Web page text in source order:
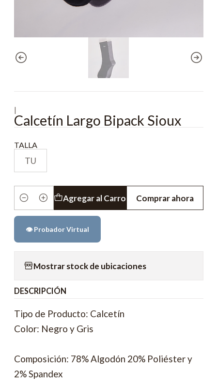
|
Calcetín Largo Bipack Sioux
TALLA
TU
Cantidad
Agregar al Carro Comprar ahora
👁️ Probador Virtual
Mostrar stock de ubicaciones
DESCRIPCIÓN
Tipo de Producto: Calcetín
Color: Negro y Gris
Composición: 78% Algodón 20% Poliéster y
2% Spandex